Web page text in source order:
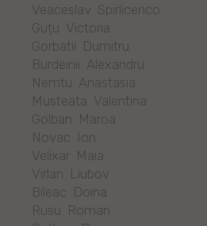
Veaceslav Spirlicenco
Guțu Victoria
Gorbatii Dumitru
Burdeinii Alexandru
Nemtu Anastasia
Musteata Valentina
Golban Maroa
Novac Ion
Velixar Maia
Virlan Liubov
Bileac Doina
Rusu Roman